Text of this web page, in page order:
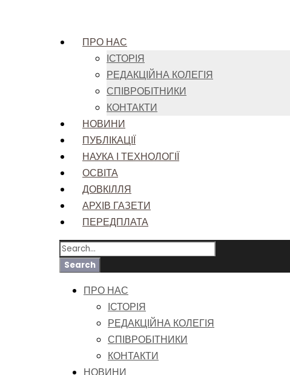
ПРО НАС
ІСТОРІЯ
РЕДАКЦІЙНА КОЛЕГІЯ
СПІВРОБІТНИКИ
КОНТАКТИ
НОВИНИ
ПУБЛІКАЦІЇ
НАУКА І ТЕХНОЛОГІЇ
ОСВІТА
ДОВКІЛЛЯ
АРХІВ ГАЗЕТИ
ПЕРЕДПЛАТА
ПРО НАС
ІСТОРІЯ
РЕДАКЦІЙНА КОЛЕГІЯ
СПІВРОБІТНИКИ
КОНТАКТИ